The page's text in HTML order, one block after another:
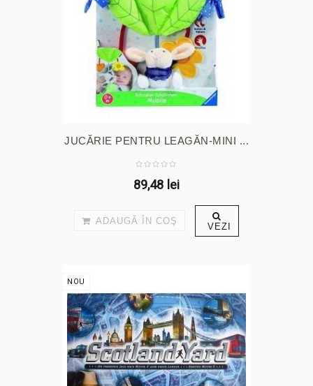
JUCĂRIE PENTRU LEAGĂN-MINI ...
89,48 lei
ADAUGĂ ÎN COŞ VEZI
NOU